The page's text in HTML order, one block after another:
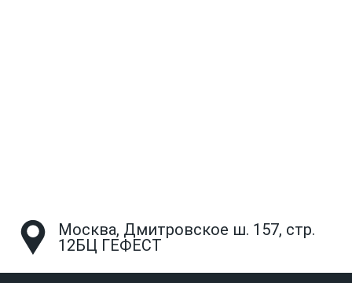
Москва, Дмитровское ш. 157, стр.
12БЦ ГЕФЕСТ